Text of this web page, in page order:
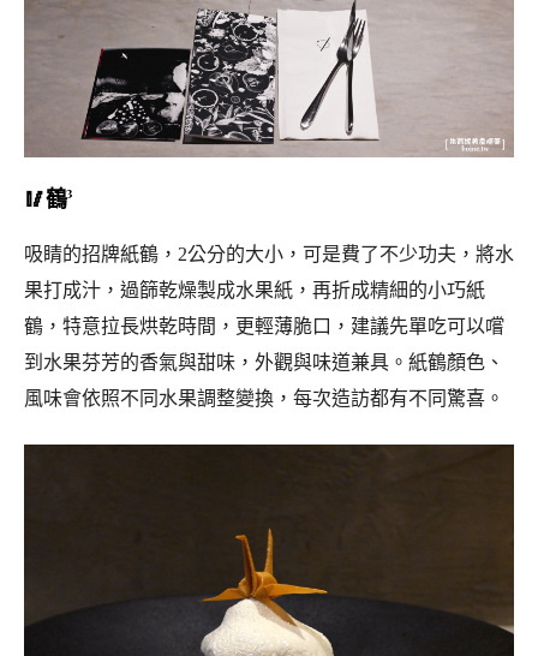
🥢鶴³
吸睛的招牌紙鶴，2公分的大小，可是費了不少功夫，將水
果打成汁，過篩乾燥製成水果紙，再折成精細的小巧紙
鶴，特意拉長烘乾時間，更輕薄脆口，建議先單吃可以嚐
到水果芬芳的香氣與甜味，外觀與味道兼具。 紙鶴顏色、
風味會依照不同水果調整變換，每次造訪都有不同驚喜。